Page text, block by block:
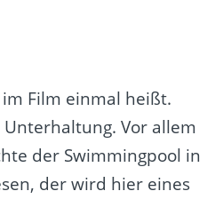
im Film einmal heißt.
Unterhaltung. Vor allem
der Swimmingpool in
der wird hier eines